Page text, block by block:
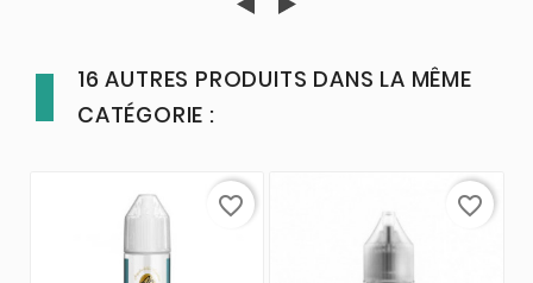
16 AUTRES PRODUITS DANS LA MÊME
CATÉGORIE :
favorite_border favorite_border